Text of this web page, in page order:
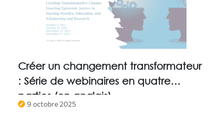
Créer un changement transformateur
: Série de webinaires en quatre
parties (en anglais)
9 octobre 2025